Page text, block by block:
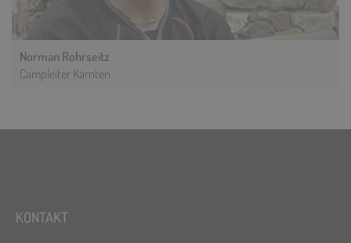
Norman Rohrseitz
Campleiter Kärnten
KONTAKT